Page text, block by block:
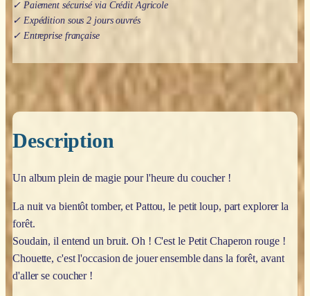
✓ Paiement sécurisé via Crédit Agricole
✓ Expédition sous 2 jours ouvrés
✓ Entreprise française
Description
Un album plein de magie pour l'heure du coucher !
La nuit va bientôt tomber, et Pattou, le petit loup, part explorer la
forêt.
Soudain, il entend un bruit. Oh ! C'est le Petit Chaperon rouge !
Chouette, c'est l'occasion de jouer ensemble dans la forêt, avant
d'aller se coucher !